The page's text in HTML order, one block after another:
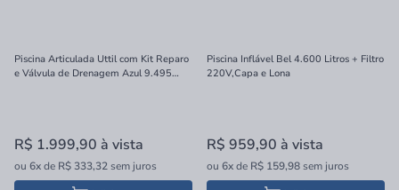
Piscina Articulada Uttil com Kit Reparo
e Válvula de Drenagem Azul 9.495
R$ 1.999,90 à vista
ou 6xde R$ 333,32sem juros
Piscina Inflável Bel 4.600 Litros + Filtro
220V,Capa e Lona
R$ 959,90 à vista
ou 6xde R$ 159,98sem juros